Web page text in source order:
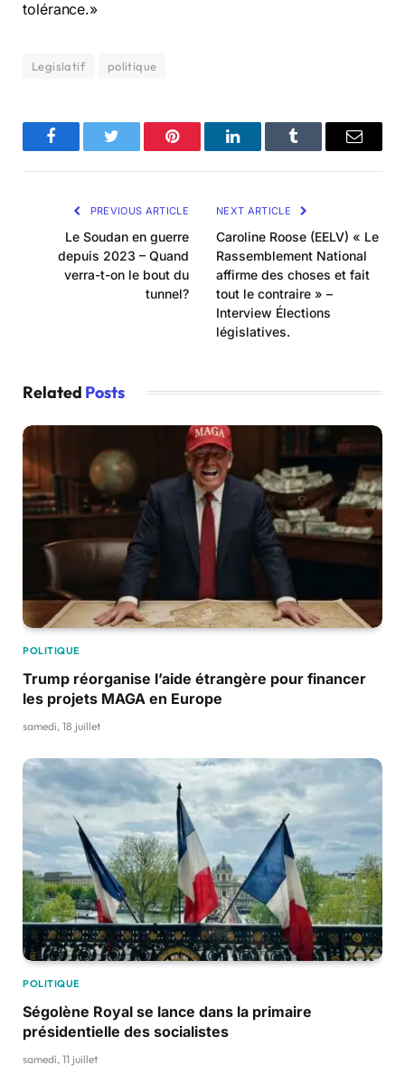
tolérance.»
Legislatif politique
FacebookTwitter Pinterest LinkedInTumblr Email
PREVIOUS ARTICLE
Le Soudan en guerre
depuis 2023 – Quand
verra-t-on le bout du
tunnel?
NEXT ARTICLE
Caroline Roose (EELV) « Le
Rassemblement National
affirme des choses et fait
tout le contraire » –
Interview Élections
législatives.
Related Posts
POLITIQUE
Trump réorganise l’aide étrangère pour financer
les projets MAGA en Europe
samedi, 18 juillet
POLITIQUE
Ségolène Royal se lance dans la primaire
présidentielle des socialistes
samedi, 11 juillet